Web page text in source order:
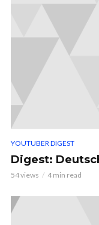
YOUTUBER DIGEST
Digest:
54 views 4 min read